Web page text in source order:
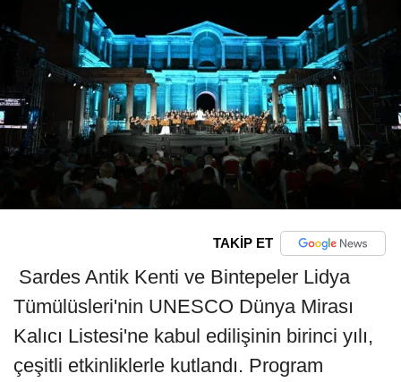
TAKİP ET
Sardes Antik Kenti ve Bintepeler Lidya
Tümülüsleri'nin UNESCO Dünya Mirası
Kalıcı Listesi'ne kabul edilişinin birinci yılı,
çeşitli etkinliklerle kutlandı. Program